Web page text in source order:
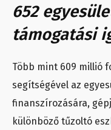
652
támogatási
Több mint 609 millió
segítségével az
finanszírozására,
különböző tűzoltó